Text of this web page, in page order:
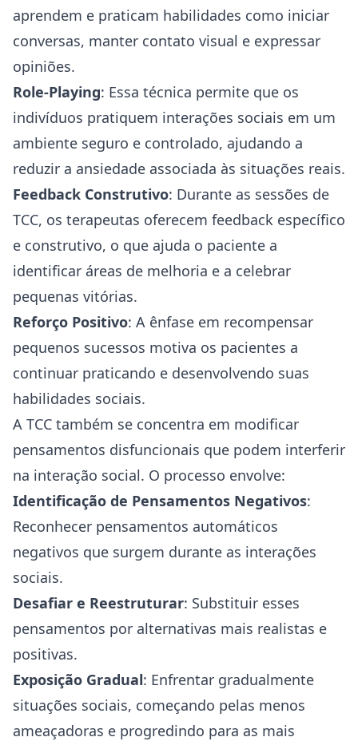
aprendem e praticam habilidades como iniciar
conversas, manter contato visual e expressar
opiniões.
Role-Playing: Essa técnica permite que os
indivíduos pratiquem interações sociais em um
ambiente seguro e controlado, ajudando a
reduzir a ansiedade associada às situações reais.
Feedback Construtivo: Durante as sessões de
TCC, os terapeutas oferecem feedback específico
e construtivo, o que ajuda o paciente a
identificar áreas de melhoria e a celebrar
pequenas vitórias.
Reforço Positivo: A ênfase em recompensar
pequenos sucessos motiva os pacientes a
continuar praticando e desenvolvendo suas
habilidades sociais.
A TCC também se concentra em modificar
pensamentos disfuncionais que podem interferir
na interação social. O processo envolve:
Identificação de Pensamentos Negativos:
Reconhecer pensamentos automáticos
negativos que surgem durante as interações
sociais.
Desafiar e Reestruturar: Substituir esses
pensamentos por alternativas mais realistas e
positivas.
Exposição Gradual: Enfrentar gradualmente
situações sociais, começando pelas menos
ameaçadoras e progredindo para as mais